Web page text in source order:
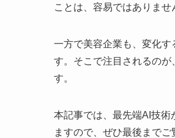
ことは、容易ではありませ
一方で美容企業も、変化
す。そこで注目されるの
す。
本記事では、最先端AI技術
ますので、ぜひ最後までご